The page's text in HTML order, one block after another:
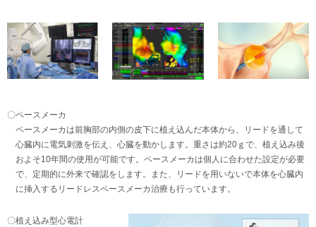
〇ペースメーカ
ペースメーカは前胸部の内側の皮下に植え込んだ本体から、リードを通して
心臓内に電気刺激を伝え、心臓を動かします。重さは約20ｇで、植え込み後
およそ10年間の使用が可能です。ペースメーカは個人に合わせた設定が必要
で、定期的に外来で確認をします。また、リードを用いないで本体を心臓内
に挿入するリードレスペースメーカ治療も行っています。
〇植え込み型心電計